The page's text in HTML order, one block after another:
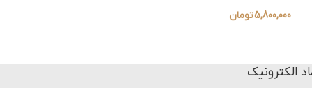
5,800,000تومان
الکترونیک